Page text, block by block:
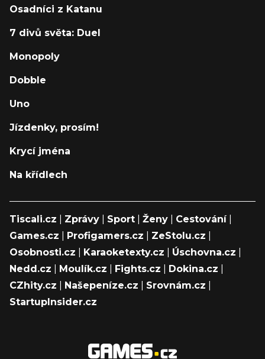
Osadníci z Katanu
7 divů světa: Duel
Monopoly
Dobble
Uno
Jízdenky, prosím!
Krycí jména
Na křídlech
Tiscali.cz Zprávy Sport Ženy Cestování|
Games.cz
Profigamers.cz ZeStolu.cz
Osobnosti.cz
Karaoketexty.cz Úschovna.cz
Nedd.cz
Moulík.cz Fights.cz Dokina.cz
CZhity.cz
Našepeníze.cz Srovnám.cz
StartupInsider.cz